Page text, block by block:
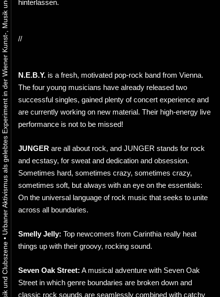
•
Urbaner Aktivismus als gelebtes Experiment in der Wiener Kunst-, Musik und Clubszene
hinterlassen.
//
N.E.B.Y. is a fresh, motivated pop-rock band from Vienna.
The four young musicians have already released two
successful singles, gained plenty of concert experience and
are currently working on new material. Their high-energy live
performance is not to be missed!
JUNGER are all about rock, and JUNGER stands for rock
and ecstasy, for sweat and dedication and obsession.
Sometimes hard, sometimes crazy, sometimes crazy,
sometimes soft, but always with an eye on the essentials:
On the universal language of rock music that seeks to unite
across all boundaries.
Smelly Jelly: Top newcomers from Carinthia really heat
things up with their groovy, rocking sound.
Seven Oak Street: A musical adventure with Seven Oak
Street in which genre boundaries are broken down and
classic rock sounds are seamlessly combined with catchy